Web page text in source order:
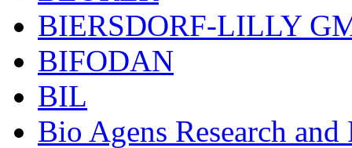
BIERSDORF-LILLY
BIFODAN
BIL
Bio Agens Research